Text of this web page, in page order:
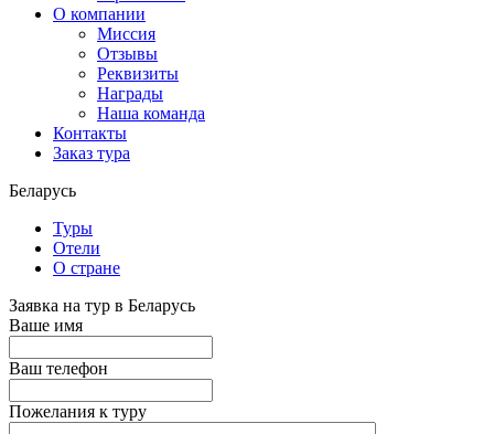
О компании
Миссия
Отзывы
Реквизиты
Награды
Наша команда
Контакты
Заказ тура
Беларусь
Туры
Отели
О стране
Заявка на тур в Беларусь
Ваше имя
Ваш телефон
Пожелания к туру